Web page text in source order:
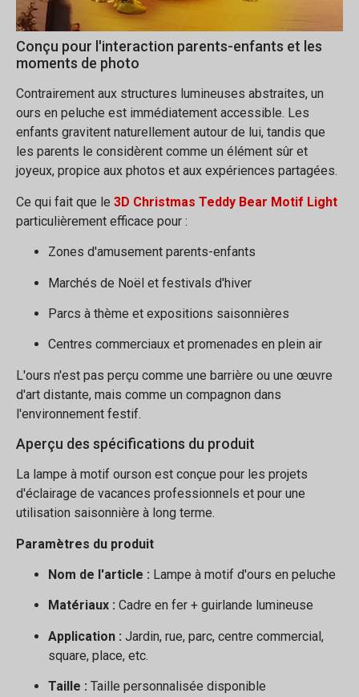
Conçu pour l'interaction parents-enfants et les
moments de photo
Contrairement aux structures lumineuses abstraites, un
ours en peluche est immédiatement accessible. Les
enfants gravitent naturellement autour de lui, tandis que
les parents le considèrent comme un élément sûr et
joyeux, propice aux photos et aux expériences partagées.
Ce qui fait que le 3D Christmas Teddy Bear Motif Light
particulièrement efficace pour :
Zones d'amusement parents-enfants
Marchés de Noël et festivals d'hiver
Parcs à thème et expositions saisonnières
Centres commerciaux et promenades en plein air
L'ours n'est pas perçu comme une barrière ou une œuvre
d'art distante, mais comme un compagnon dans
l'environnement festif.
Aperçu des spécifications du produit
La lampe à motif ourson est conçue pour les projets
d'éclairage de vacances professionnels et pour une
utilisation saisonnière à long terme.
Paramètres du produit
Nom de l'article : Lampe à motif d'ours en peluche
Matériaux : Cadre en fer + guirlande lumineuse
Application : Jardin, rue, parc, centre commercial,
square, place, etc.
Taille : Taille personnalisée disponible